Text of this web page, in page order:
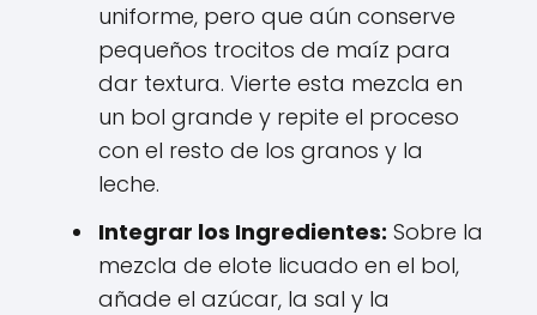
uniforme, pero que aún conserve
pequeños trocitos de maíz para
dar textura. Vierte esta mezcla en
un bol grande y repite el proceso
con el resto de los granos y la
leche.
Integrar los Ingredientes: Sobre la
mezcla de elote licuado en el bol,
añade el azúcar, la sal y la